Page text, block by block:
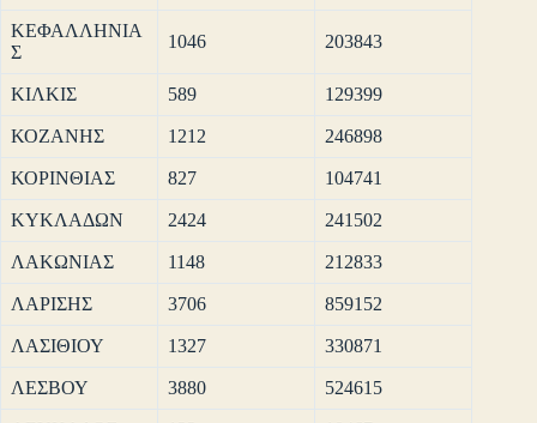
ΚΕΦΑΛΛΗΝΙΑ
Σ
1046 203843
ΚΙΛΚΙΣ 589 129399
ΚΟΖΑΝΗΣ 1212 246898
ΚΟΡΙΝΘΙΑΣ 827 104741
ΚΥΚΛΑΔΩΝ 2424 241502
ΛΑΚΩΝΙΑΣ 1148 212833
ΛΑΡΙΣΗΣ 3706 859152
ΛΑΣΙΘΙΟΥ 1327 330871
ΛΕΣΒΟΥ 3880 524615